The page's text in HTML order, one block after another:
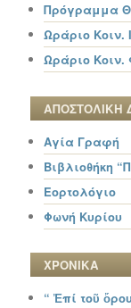
Πρόγραμμα
Ωράριο Κοιν.
Ωράριο Κοιν.
ΑΠΟΣΤΟΛΙΚΗ
Αγία Γραφή
Βιβλιοθήκη
Εορτολόγιο
Φωνή Κυρίου
ΧΡΟΝΙΚΑ
“ Ἐπί τοῦ